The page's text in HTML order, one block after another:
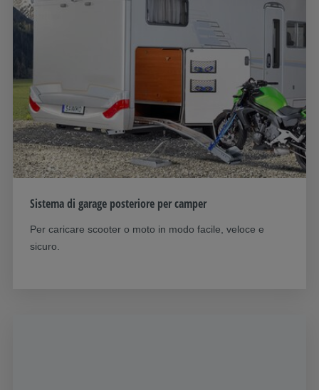
Sistema di garage posteriore per camper
Per caricare scooter o moto in modo facile, veloce e
sicuro.